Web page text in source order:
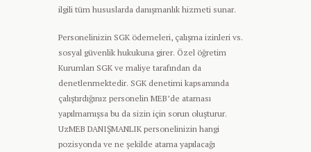
ilgili tüm hususlarda danışmanlık hizmeti sunar.
Personelinizin SGK ödemeleri, çalışma izinleri vs.
sosyal güvenlik hukukuna girer. Özel öğretim
Kurumları SGK ve maliye tarafından da
denetlenmektedir. SGK denetimi kapsamında
çalıştırdığınız personelin MEB’de ataması
yapılmamışsa bu da sizin için sorun oluşturur.
UzMEB DANIŞMANLIK personelinizin hangi
pozisyonda ve ne şekilde atama yapılacağı